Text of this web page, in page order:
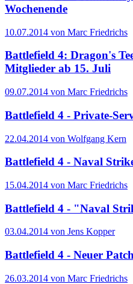
Wochenende
10.07.2014 von Marc Friedrichs
Battlefield 4: Dragon's
Mitglieder ab 15. Juli
09.07.2014 von Marc Friedrichs
Battlefield 4 - Private-
22.04.2014 von Wolfgang Kern
Battlefield 4 - Naval
15.04.2014 von Marc Friedrichs
Battlefield 4 - "Naval
03.04.2014 von Jens Kopper
Battlefield 4 - Neuer
26.03.2014 von Marc Friedrichs